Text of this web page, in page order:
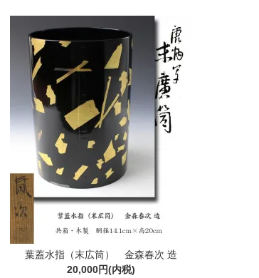
葉蓋水指（末広筒） 金森春次 造
20,000円(内税)